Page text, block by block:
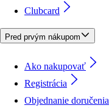
Clubcard
Pred prvým nákupom
Ako nakupovať
Registrácia
Objednanie doručenia